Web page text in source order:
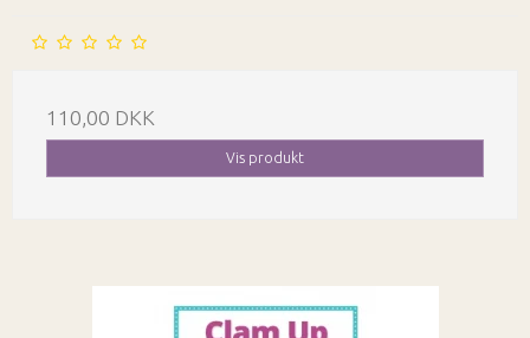
110,00 DKK
Vis produkt